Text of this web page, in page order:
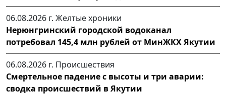
06.08.2026 г. Желтые хроники
Нерюнгринский городской водоканал
потребовал 145,4 млн рублей от МинЖКХ Якутии
06.08.2026 г. Происшествия
Смертельное падение с высоты и три аварии:
сводка происшествий в Якутии